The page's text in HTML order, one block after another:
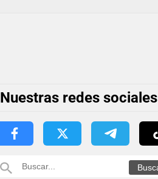
Nuestras redes sociales